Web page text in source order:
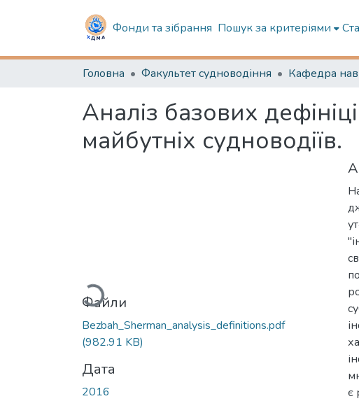
Фонди та зібрання Пошук за критеріями
Головна Факультет судноводіння
Аналіз базових
майбутніх судноводіїв.
Вантажиться...
Файли
Bezbah_Sherman_analysis_definitions.pdf
(982.91 KB)
Дата
2016
є